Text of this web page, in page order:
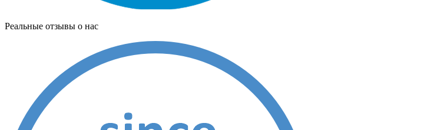
Реальные отзывы о нас